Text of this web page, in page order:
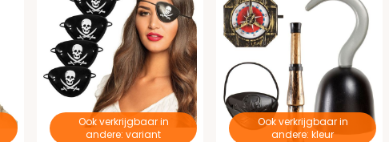
Ook verkrijgbaar in
andere: variant
Ook verkrijgbaar in
andere: kleur